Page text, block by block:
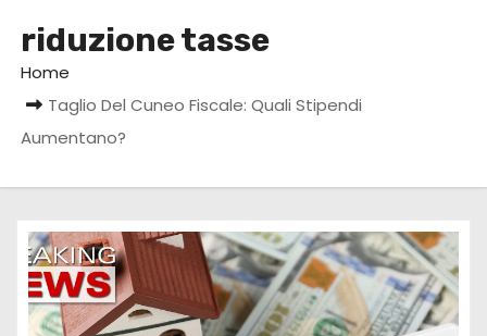
riduzione tasse
Home
Taglio Del Cuneo Fiscale: Quali Stipendi
Aumentano?